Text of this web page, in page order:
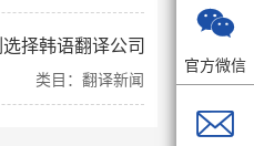
择韩语翻译公司
类目：翻译新闻

官方微信
